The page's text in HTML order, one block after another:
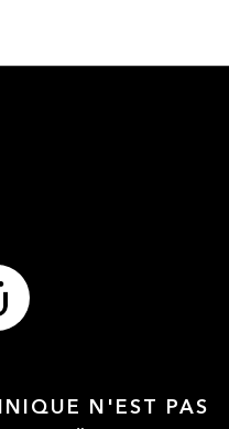
N'EST PAS